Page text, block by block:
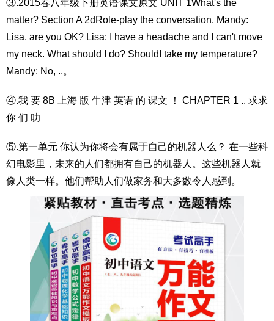
③.2015春八年级下册英语课文原文 UNIT 1What's the
matter? Section A 2dRole-play the conversation. Mandy:
Lisa, are you OK? Lisa: I have a headache and I can't move
my neck. What should I do? ShouldI take my temperature?
Mandy: No, ..。
④.我 要 8B 上海 版 牛津 英语 的 课文 ！ CHAPTER 1 .. 求求
你 们 叻
⑤.第一单元 你认为你将会有属于自己的机器人么？ 在一些科
幻电影里，未来的人们都拥有自己的机器人。这些机器人就
像人类一样。他们帮助人们做家务和大多数令人感到。